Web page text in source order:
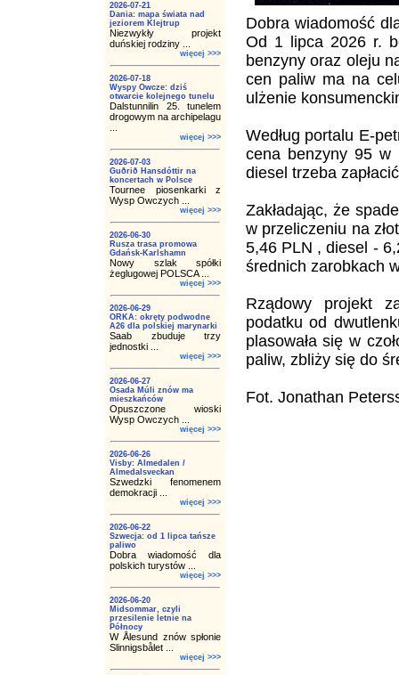
2026-07-21
Dania: mapa świata nad
jeziorem Klejtrup
Niezwykły projekt
duńskiej rodziny ...
więcej >>>
2026-07-18
Wyspy Owcze: dziś
otwarcie kolejnego tunelu
Dalstunnilin 25. tunelem
drogowym na archipelagu
więcej >>>
2026-07-03
Guðrið Hansdóttir na
koncertach w Polsce
Tournee piosenkarki z
Wysp Owczych ...
więcej >>>
2026-06-30
Rusza trasa promowa
Gdańsk-Karlshamn
Nowy szlak spółki
żeglugowej POLSCA ...
więcej >>>
2026-06-29
ORKA: okręty podwodne
A26 dla polskiej marynarki
Saab zbuduje trzy
jednostki ...
więcej >>>
2026-06-27
Osada Múli znów ma
mieszkańców
Opuszczone wioski
Wysp Owczych ...
więcej >>>
2026-06-26
Visby: Almedalen /
Almedalsveckan
Szwedzki fenomenem
demokracji ...
więcej >>>
2026-06-22
Szwecja: od 1 lipca tańsze
paliwo
Dobra wiadomość dla
polskich turystów ...
więcej >>>
2026-06-20
Midsommar, czyli
przesilenie letnie na
Północy
W Ålesund znów spłonie
Slinnigsbålet ...
więcej >>>
Dobra wiadomość
Od 1 lipca 2026 r.
benzyny oraz oleju
cen paliw ma na
ulżenie
Według portalu E-
cena benzyny 95 w
diesel trzeba
Zakładając, że
w przeliczeniu na
5,46 PLN , diesel -
średnich zarobkach
Rządowy projekt
podatku od
plasowała się w
paliw, zbliży się do
Fot. Jonathan